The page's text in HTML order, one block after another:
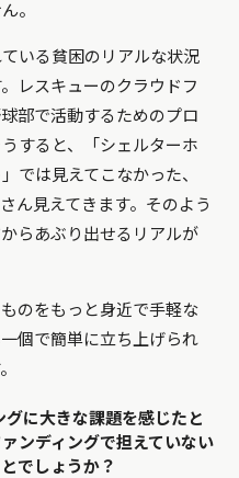
。
いる貧困のリアルな状況
レスキューのクラウドフ
部で活動するためのプロ
すると、「シェルターホ
では見えてこなかった、
ん見えてきます。そのよう
らあぶり出せるリアルが
のをもっと身近で手軽な
個で簡単に立ち上げられ
に大きな課題を感じたと
ンディングで担えていない
でしょうか？